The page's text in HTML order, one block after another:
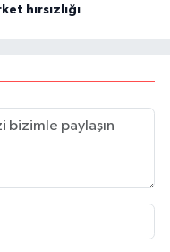
hırsızlığı